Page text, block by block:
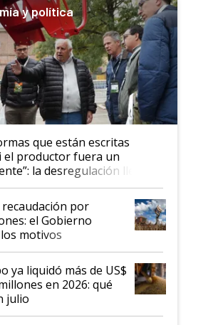
y política
que están escritas
el productor fuera un
la desregulación llegó
Aapresid y hasta se
financiamiento al IPCVA
recaudación por
el Gobierno
motivos
ya liquidó más de US$
en 2026: qué
julio